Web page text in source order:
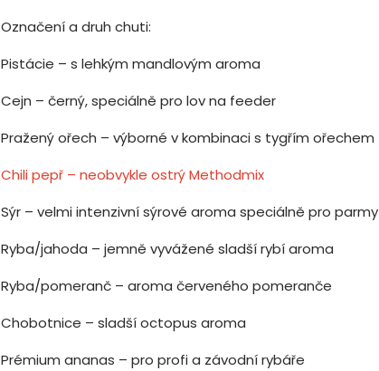
Označení a druh chuti:
Pistácie – s lehkým mandlovým aroma
Cejn – černý, speciálně pro lov na feeder
Pražený ořech – výborné v kombinaci s tygřím ořechem
Chili pepř – neobvykle ostrý Methodmix
Sýr – velmi intenzivní sýrové aroma speciálně pro parmy
Ryba/jahoda – jemně vyvážené sladší rybí aroma
Ryba/pomeranč – aroma červeného pomeranče
Chobotnice – sladší octopus aroma
Prémium ananas – pro profi a závodní rybáře